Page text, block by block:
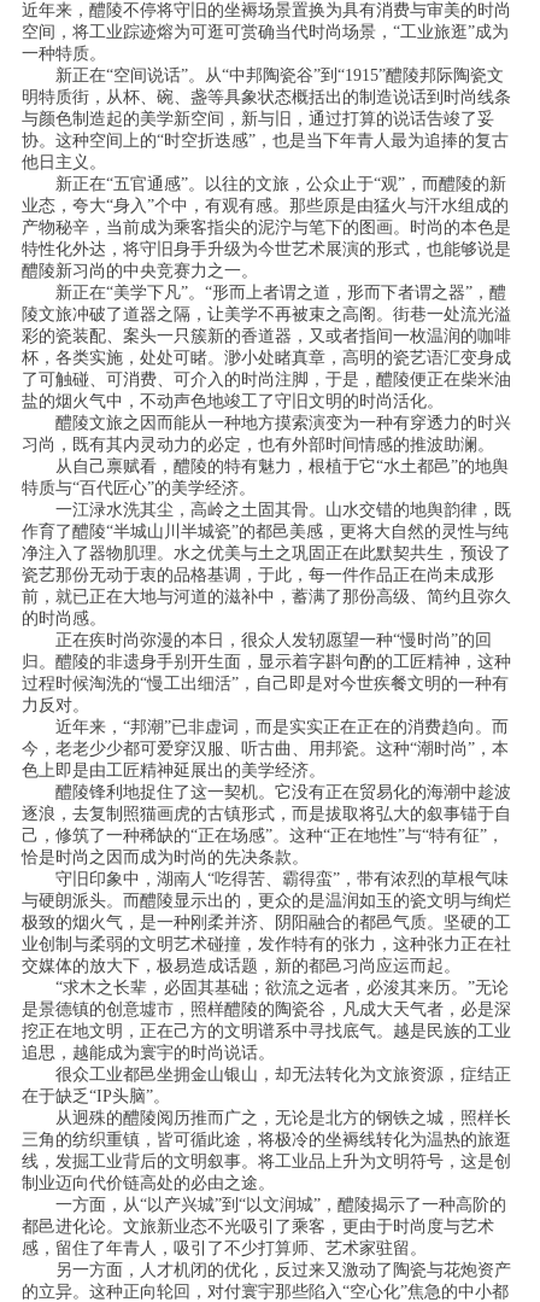
近年来，醴陵不停将守旧的坐褥场景置换为具有消费与审美的时尚
空间，将工业踪迹熔为可逛可赏确当代时尚场景，“工业旅逛”成为
一种特质。
新正在“空间说话”。从“中邦陶瓷谷”到“1915”醴陵邦际陶瓷文
明特质街，从杯、碗、盏等具象状态概括出的制造说话到时尚线条
与颜色制造起的美学新空间，新与旧，通过打算的说话告竣了妥
协。这种空间上的“时空折迭感”，也是当下年青人最为追捧的复古
他日主义。
新正在“五官通感”。以往的文旅，公众止于“观”，而醴陵的新
业态，夸大“身入”个中，有观有感。那些原是由猛火与汗水组成的
产物秘辛，当前成为乘客指尖的泥泞与笔下的图画。时尚的本色是
特性化外达，将守旧身手升级为今世艺术展演的形式，也能够说是
醴陵新习尚的中央竞赛力之一。
新正在“美学下凡”。“形而上者谓之道，形而下者谓之器”，醴
陵文旅冲破了道器之隔，让美学不再被束之高阁。街巷一处流光溢
彩的瓷装配、案头一只簇新的香道器，又或者指间一枚温润的咖啡
杯，各类实施，处处可睹。渺小处睹真章，高明的瓷艺语汇变身成
了可触碰、可消费、可介入的时尚注脚，于是，醴陵便正在柴米油
盐的烟火气中，不动声色地竣工了守旧文明的时尚活化。
醴陵文旅之因而能从一种地方摸索演变为一种有穿透力的时兴
习尚，既有其内灵动力的必定，也有外部时间情感的推波助澜。
从自己禀赋看，醴陵的特有魅力，根植于它“水土都邑”的地舆
特质与“百代匠心”的美学经济。
一江渌水洗其尘，高岭之土固其骨。山水交错的地舆韵律，既
作育了醴陵“半城山川半城瓷”的都邑美感，更将大自然的灵性与纯
净注入了器物肌理。水之优美与土之巩固正在此默契共生，预设了
瓷艺那份无动于衷的品格基调，于此，每一件作品正在尚未成形
前，就已正在大地与河道的滋补中，蓄满了那份高级、简约且弥久
的时尚感。
正在疾时尚弥漫的本日，很众人发轫愿望一种“慢时尚”的回
归。醴陵的非遗身手别开生面，显示着字斟句酌的工匠精神，这种
过程时候淘洗的“慢工出细活”，自己即是对今世疾餐文明的一种有
力反对。
近年来，“邦潮”已非虚词，而是实实正在正在的消费趋向。而
今，老老少少都可爱穿汉服、听古曲、用邦瓷。这种“潮时尚”，本
色上即是由工匠精神延展出的美学经济。
醴陵锋利地捉住了这一契机。它没有正在贸易化的海潮中趁波
逐浪，去复制照猫画虎的古镇形式，而是拔取将弘大的叙事锚于自
己，修筑了一种稀缺的“正在场感”。这种“正在地性”与“特有征”，
恰是时尚之因而成为时尚的先决条款。
守旧印象中，湖南人“吃得苦、霸得蛮”，带有浓烈的草根气味
与硬朗派头。而醴陵显示出的，更众的是温润如玉的瓷文明与绚烂
极致的烟火气，是一种刚柔并济、阴阳融合的都邑气质。坚硬的工
业创制与柔弱的文明艺术碰撞，发作特有的张力，这种张力正在社
交媒体的放大下，极易造成话题，新的都邑习尚应运而起。
“求木之长辈，必固其基础；欲流之远者，必浚其来历。”无论
是景德镇的创意墟市，照样醴陵的陶瓷谷，凡成大天气者，必是深
挖正在地文明，正在己方的文明谱系中寻找底气。越是民族的工业
追思，越能成为寰宇的时尚说话。
很众工业都邑坐拥金山银山，却无法转化为文旅资源，症结正
在于缺乏“IP头脑”。
从迥殊的醴陵阅历推而广之，无论是北方的钢铁之城，照样长
三角的纺织重镇，皆可循此途，将极冷的坐褥线转化为温热的旅逛
线，发掘工业背后的文明叙事。将工业品上升为文明符号，这是创
制业迈向代价链高处的必由之途。
一方面，从“以产兴城”到“以文润城”，醴陵揭示了一种高阶的
都邑进化论。文旅新业态不光吸引了乘客，更由于时尚度与艺术
感，留住了年青人，吸引了不少打算师、艺术家驻留。
另一方面，人才机闭的优化，反过来又激动了陶瓷与花炮资产
的立异。这种正向轮回，对付寰宇那些陷入“空心化”焦急的中小都